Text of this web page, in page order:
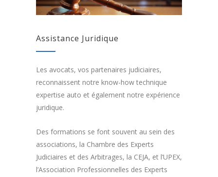
Assistance Juridique
Les avocats, vos partenaires judiciaires,
reconnaissent notre know-how technique
expertise auto et également notre expérience
juridique.
Des formations se font souvent au sein des
associations, la Chambre des Experts
Judiciaires et des Arbitrages, la CEJA, et l’UPEX,
l’Association Professionnelles des Experts